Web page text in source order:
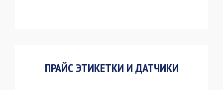
ПРАЙС ЭТИКЕТКИ И ДАТЧИКИ